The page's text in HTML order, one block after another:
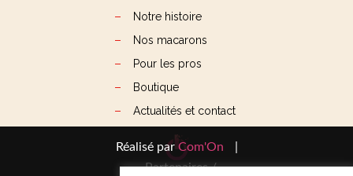
Notre histoire
Nos macarons
Pour les pros
Boutique
Actualités et contact
Réalisé parCom'On
Partenaires /